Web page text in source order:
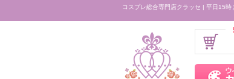
コスプレ総合専門店クラッセ | 平日15